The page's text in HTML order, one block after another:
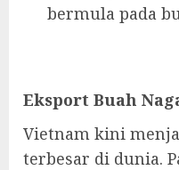
bermula pada
Eksport Buah
Vietnam kini
terbesar di dunia.